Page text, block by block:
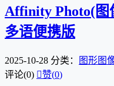
Affinity Photo(图
多语便携版
2025-10-28 分类： 图形图
评论(0) 赞(0)